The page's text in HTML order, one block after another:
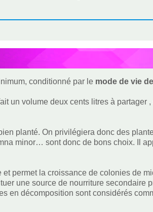
conditionné par le mode de vie
un volume deux cents litres à partager
planté. On privilégiera donc des
minor… sont donc de bons choix. Il
permet la croissance de colonies de
une source de nourriture secondaire
en décomposition sont considérés